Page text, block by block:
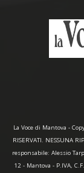
La Voce di Mantova -
RISERVATI. NESSUNA
responsabile: Alessio
12 - Mantova - P.IVA,